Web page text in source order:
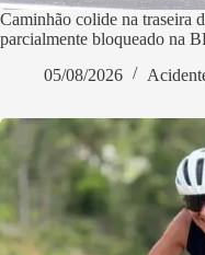
Caminhão colide na traseira
parcialmente bloqueado na
05/08/2026